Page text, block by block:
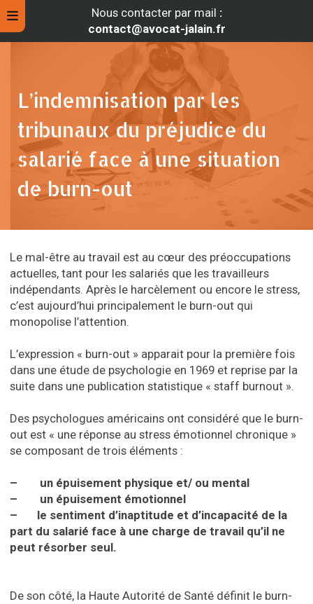
Nous contacter par mail :
contact@avocat-jalain.fr
L’indemnisation par les
tribunaux du préjudice du
salarié face à une situation
de burn-out
Le mal-être au travail est au cœur des préoccupations
actuelles, tant pour les salariés que les travailleurs
indépendants. Après le harcèlement ou encore le stress,
c’est aujourd’hui principalement le burn-out qui
monopolise l’attention.
L’expression « burn-out » apparait pour la première fois
dans une étude de psychologie en 1969 et reprise par la
suite dans une publication statistique « staff burnout ».
Des psychologues américains ont considéré que le burn-
out est « une réponse au stress émotionnel chronique »
se composant de trois éléments :
– un épuisement physique et/ ou mental
– un épuisement émotionnel
– le sentiment d’inaptitude et d’incapacité de la
part du salarié face à une charge de travail qu’il ne
peut résorber seul.
De son côté, la Haute Autorité de Santé définit le burn-